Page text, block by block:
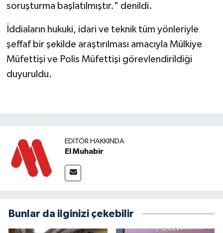
soruşturma başlatılmıştır." denildi.
İddiaların hukuki, idari ve teknik tüm yönleriyle
şeffaf bir şekilde araştırılması amacıyla Mülkiye
Müfettişi ve Polis Müfettişi görevlendirildiği
duyuruldu.
EDITÖR HAKKINDA
El Muhabir
Bunlar da ilginizi çekebilir